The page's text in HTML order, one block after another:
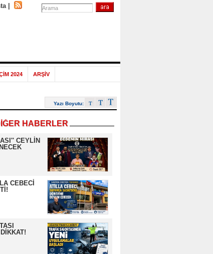
|
2024 ARŞİV
Yazı Boyutu:
HABERLER
CEYLİN
CEBECİ